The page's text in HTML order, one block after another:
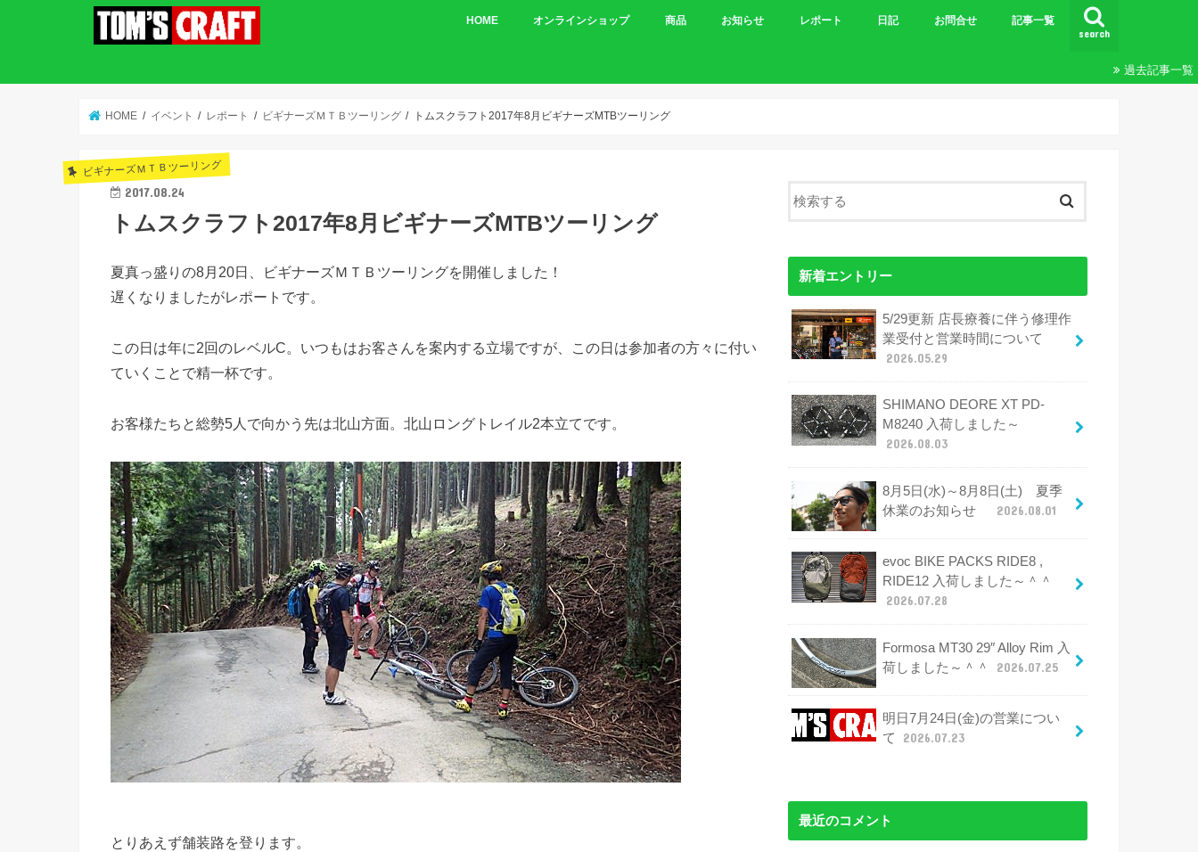
search
HOME オンラインショップ 商品 お知らせ レポート 日記 お問合せ 記事一覧
過去記事一覧
HOME イベント レポート ビギナーズＭＴＢツーリング トムスクラフト2017年8月ビギナーズMTBツーリング
ビギナーズＭＴＢツーリング
2017.08.24
トムスクラフト2017年8月ビギナーズMTBツーリング
夏真っ盛りの8月20日、ビギナーズＭＴＢツーリングを開催しました！
遅くなりましたがレポートです。
この日は年に2回のレベルC。いつもはお客さんを案内する立場ですが、この日は参加者の方々に付い
ていくことで精一杯です。
お客様たちと総勢5人で向かう先は北山方面。北山ロングトレイル2本立てです。
とりあえず舗装路を登ります。
新着エントリー
5/29更新 店長療養に伴う修理作
業受付と営業時間について
2026.05.29
SHIMANO DEORE XT PD-
M8240 入荷しました～
2026.08.03
8月5日(水)～8月8日(土) 夏季
休業のお知らせ
2026.08.01
evoc BIKE PACKS RIDE8 ,
RIDE12 入荷しました～＾＾
2026.07.28
Formosa MT30 29″ Alloy Rim 入
荷しました～＾＾
2026.07.25
明日7月24日(金)の営業につい
て
2026.07.23
最近のコメント